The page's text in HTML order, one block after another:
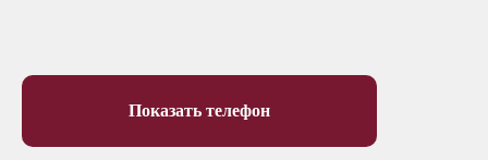
Показать телефон